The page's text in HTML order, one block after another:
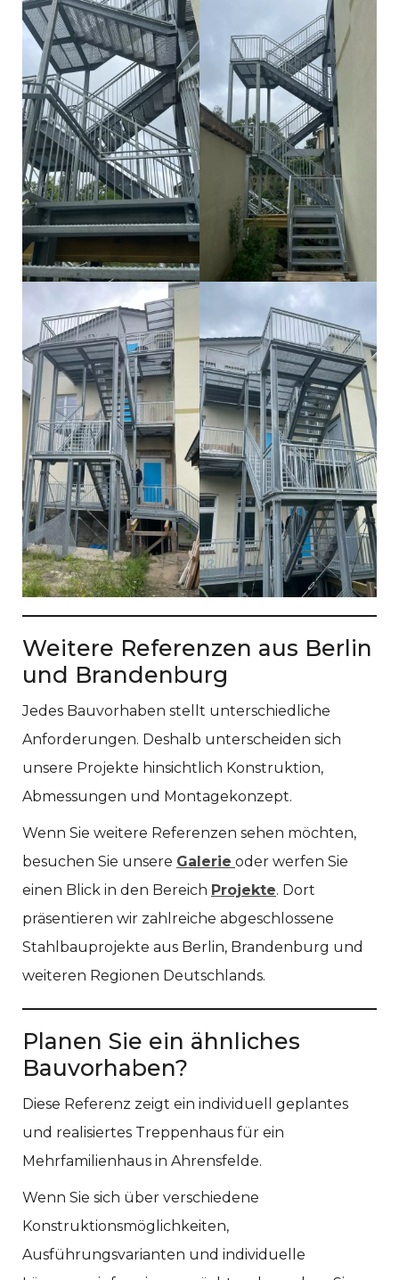
Weitere Referenzen aus Berlin
und Brandenburg
Jedes Bauvorhaben stellt unterschiedliche
Anforderungen. Deshalb unterscheiden sich
unsere Projekte hinsichtlich Konstruktion,
Abmessungen und Montagekonzept.
Wenn Sie weitere Referenzen sehen möchten,
besuchen Sie unsere Galerie oder werfen Sie
einen Blick in den Bereich Projekte. Dort
präsentieren wir zahlreiche abgeschlossene
Stahlbauprojekte aus Berlin, Brandenburg und
weiteren Regionen Deutschlands.
Planen Sie ein ähnliches
Bauvorhaben?
Diese Referenz zeigt ein individuell geplantes
und realisiertes Treppenhaus für ein
Mehrfamilienhaus in Ahrensfelde.
Wenn Sie sich über verschiedene
Konstruktionsmöglichkeiten,
Ausführungsvarianten und individuelle